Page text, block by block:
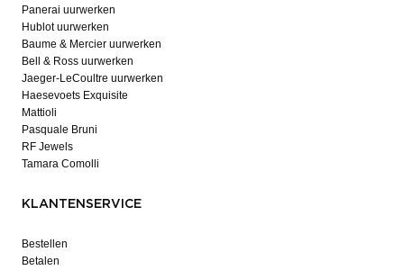
Panerai uurwerken
Hublot uurwerken
Baume & Mercier uurwerken
Bell & Ross uurwerken
Jaeger-LeCoultre uurwerken
Haesevoets Exquisite
Mattioli
Pasquale Bruni
RF Jewels
Tamara Comolli
KLANTENSERVICE
Bestellen
Betalen